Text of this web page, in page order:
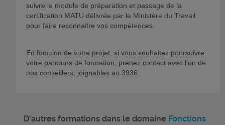
suivre le module de préparation et passage de la
certification MATU délivrée par le Ministère du Travail
pour faire reconnaitre vos compétences.
En fonction de votre projet, si vous souhaitez poursuivre
votre parcours de formation, prenez contact avec l’un de
nos conseillers, joignables au 3936.
D'autres formations dans le domaine Fonctions